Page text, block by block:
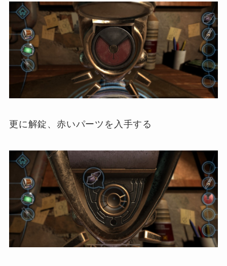
更に解錠、赤いパーツを入手する